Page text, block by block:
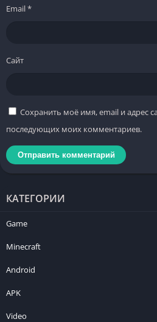
Email*
Сайт
Сохранить моё имя, email и адрес
последующих моих комментариев.
КАТЕГОРИИ
Game
Minecraft
Android
APK
Video